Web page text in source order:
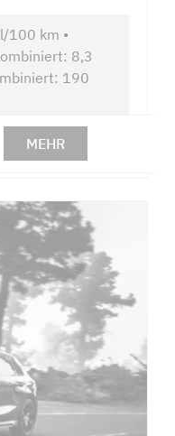
100 km •
8,3
190
MEHR